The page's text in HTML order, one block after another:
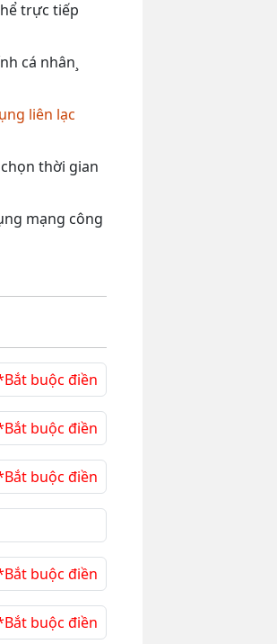
trực tiếp
cá nhân¸
liên lạc
thời gian
mạng công
buộc điền
buộc điền
buộc điền
buộc điền
buộc điền